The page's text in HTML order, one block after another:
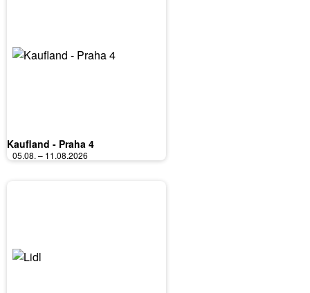
Kaufland - Praha 4
05.08. – 11.08.2026